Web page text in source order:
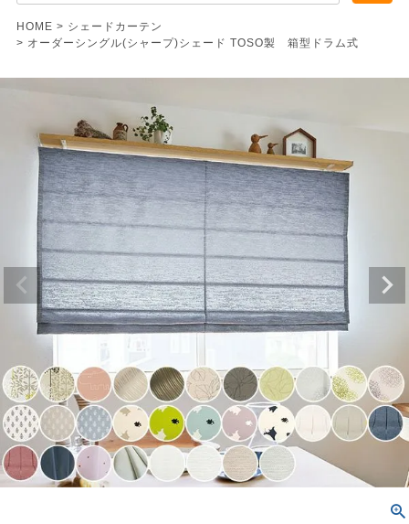
HOME
シェードカーテン
オーダーシングル(シャープ)シェード TOSO製 箱型ドラム式